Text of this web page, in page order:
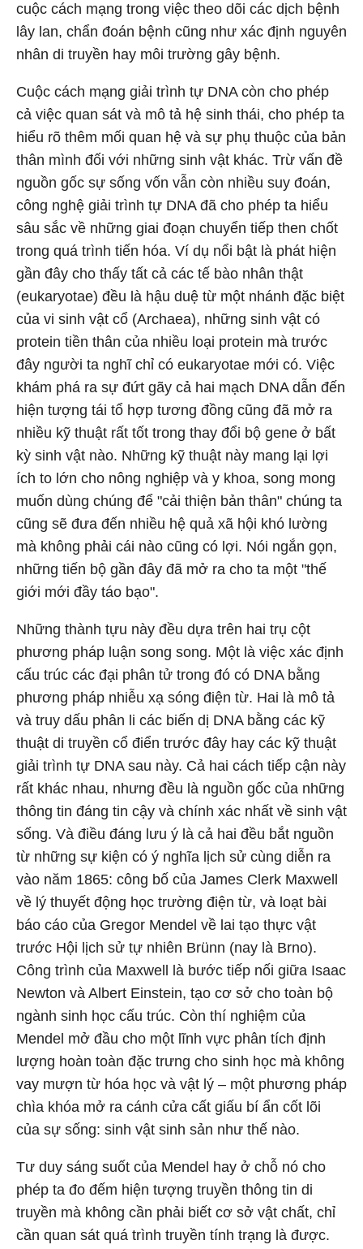
cuộc cách mạng trong việc theo dõi các dịch bệnh
lây lan, chẩn đoán bệnh cũng như xác định nguyên
nhân di truyền hay môi trường gây bệnh.
Cuộc cách mạng giải trình tự DNA còn cho phép
cả việc quan sát và mô tả hệ sinh thái, cho phép ta
hiểu rõ thêm mối quan hệ và sự phụ thuộc của bản
thân mình đối với những sinh vật khác. Trừ vấn đề
nguồn gốc sự sống vốn vẫn còn nhiều suy đoán,
công nghệ giải trình tự DNA đã cho phép ta hiểu
sâu sắc về những giai đoạn chuyển tiếp then chốt
trong quá trình tiến hóa. Ví dụ nổi bật là phát hiện
gần đây cho thấy tất cả các tế bào nhân thật
(eukaryotae) đều là hậu duệ từ một nhánh đặc biệt
của vi sinh vật cổ (Archaea), những sinh vật có
protein tiền thân của nhiều loại protein mà trước
đây người ta nghĩ chỉ có eukaryotae mới có. Việc
khám phá ra sự đứt gãy cả hai mạch DNA dẫn đến
hiện tượng tái tổ hợp tương đồng cũng đã mở ra
nhiều kỹ thuật rất tốt trong thay đổi bộ gene ở bất
kỳ sinh vật nào. Những kỹ thuật này mang lại lợi
ích to lớn cho nông nghiệp và y khoa, song mong
muốn dùng chúng để "cải thiện bản thân" chúng ta
cũng sẽ đưa đến nhiều hệ quả xã hội khó lường
mà không phải cái nào cũng có lợi. Nói ngắn gọn,
những tiến bộ gần đây đã mở ra cho ta một "thế
giới mới đầy táo bạo".
Những thành tựu này đều dựa trên hai trụ cột
phương pháp luận song song. Một là việc xác định
cấu trúc các đại phân tử trong đó có DNA bằng
phương pháp nhiễu xạ sóng điện từ. Hai là mô tả
và truy dấu phân li các biến dị DNA bằng các kỹ
thuật di truyền cổ điển trước đây hay các kỹ thuật
giải trình tự DNA sau này. Cả hai cách tiếp cận này
rất khác nhau, nhưng đều là nguồn gốc của những
thông tin đáng tin cậy và chính xác nhất về sinh vật
sống. Và điều đáng lưu ý là cả hai đều bắt nguồn
từ những sự kiện có ý nghĩa lịch sử cùng diễn ra
vào năm 1865: công bố của James Clerk Maxwell
về lý thuyết động học trường điện từ, và loạt bài
báo cáo của Gregor Mendel về lai tạo thực vật
trước Hội lịch sử tự nhiên Brünn (nay là Brno).
Công trình của Maxwell là bước tiếp nối giữa Isaac
Newton và Albert Einstein, tạo cơ sở cho toàn bộ
ngành sinh học cấu trúc. Còn thí nghiệm của
Mendel mở đầu cho một lĩnh vực phân tích định
lượng hoàn toàn đặc trưng cho sinh học mà không
vay mượn từ hóa học và vật lý – một phương pháp
chìa khóa mở ra cánh cửa cất giấu bí ẩn cốt lõi
của sự sống: sinh vật sinh sản như thế nào.
Tư duy sáng suốt của Mendel hay ở chỗ nó cho
phép ta đo đếm hiện tượng truyền thông tin di
truyền mà không cần phải biết cơ sở vật chất, chỉ
cần quan sát quá trình truyền tính trạng là được.